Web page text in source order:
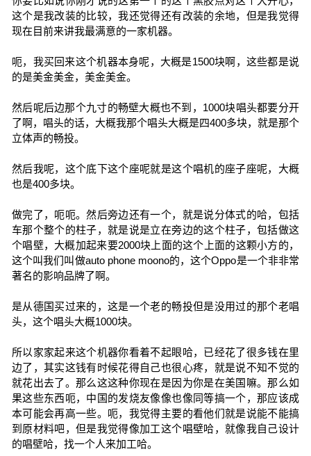
这个是我改装的比较，我还觉得还有改装的余地，但是我觉得
现在目前来讲我最满意的一家机器。
呃，我买回来这个机器本身呢，大概是1500块啊，这些都是说
的是美金美金，美金美金。
然后呢后边那个九寸的畅壁大概也不到，1000块唱头都要分开
了啊，唱头的话，大概我那个唱头大概是四400多块，就是那个
立体声的畅投。
然后我呢，这个底下这个座呢就是这个唱机的座子座呢，大概
也是400多块。
做完了，呃呃。然后旁边还有一个，就是说分体式的哈，包括
车那个整个的柱子，就是说是立在旁边的这个柱子，包括做这
个唱壁，大概加起来要2000块上面的这个上面的这颗小方的，
这个叫我们叫做auto phone moono的，这个Oppo是一个非非常
著名的影响品牌了啊。
是从德国买过来的，这是一个老的畅投但是没用过的那个老唱
头，这个唱头大概1000块。
所以家家起来这个机器你看着不起眼哈，已经花了很多钱在里
边了，其实这钱有时候花得自己也很心疼，就是说不知不觉的
就花出去了。那么这这种你现在是因为你是在美国嘛。那么如
果这些东西呃，中国的发烧友像像也像同等搞一个，那应该成
本可能会再高一些。呃，我觉得主要的看他们就是说能不能搞
到原材料吧，但是我觉得像加工这个唱壁哈，就像我自己设计
的唱壁哈，找一个人来加工哈。